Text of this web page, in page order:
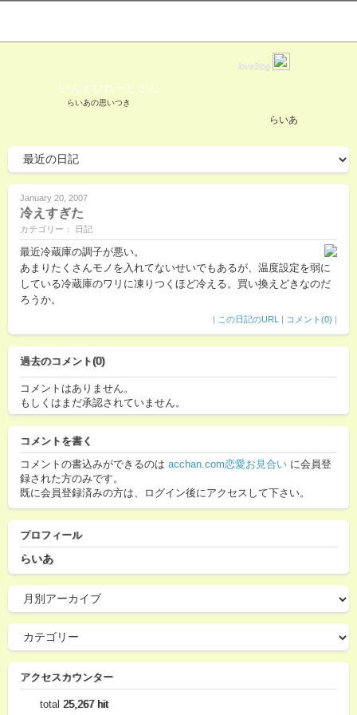
love2log
いんすぴれーしょん
らいあの思いつき
らいあ
January 20, 2007
冷えすぎた
カテゴリー： 日記
最近冷蔵庫の調子が悪い。
あまりたくさんモノを入れてないせいでもあるが、温度設定を弱に
している冷蔵庫のワリに凍りつくほど冷える。買い換えどきなのだ
ろうか。
| この日記のURL | コメント(0) |
過去のコメント(0)
コメントはありません。
もしくはまだ承認されていません。
コメントを書く
コメントの書込みができるのは acchan.com恋愛お見合い に会員登
録された方のみです。
既に会員登録済みの方は、ログイン後にアクセスして下さい。
プロフィール
らいあ
アクセスカウンター
total 25,267 hit